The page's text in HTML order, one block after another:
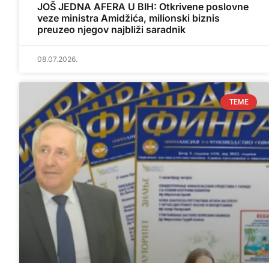
JOŠ JEDNA AFERA U BIH: Otkrivene poslovne
veze ministra Amidžića, milionski biznis
preuzeo njegov najbliži saradnik
08.07.2026.
TEME